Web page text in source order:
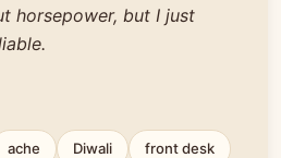
horsepower, but I just
ache Diwali front desk